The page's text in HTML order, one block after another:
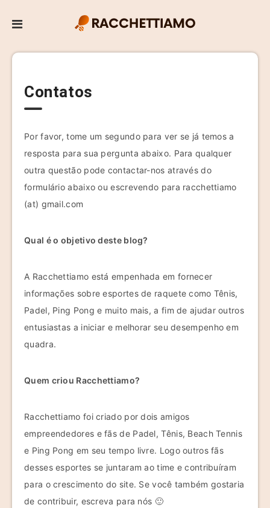
Contatos
Por favor, tome um segundo para ver se já temos a
resposta para sua pergunta abaixo. Para qualquer
outra questão pode contactar-nos através do
formulário abaixo ou escrevendo para racchettiamo
(at) gmail.com
Qual é o objetivo deste blog?
A Racchettiamo está empenhada em fornecer
informações sobre esportes de raquete como Tênis,
Padel, Ping Pong e muito mais, a fim de ajudar outros
entusiastas a iniciar e melhorar seu desempenho em
quadra.
Quem criou Racchettiamo?
Racchettiamo foi criado por dois amigos
empreendedores e fãs de Padel, Tênis, Beach Tennis
e Ping Pong em seu tempo livre. Logo outros fãs
desses esportes se juntaram ao time e contribuíram
para o crescimento do site. Se você também gostaria
de contribuir, escreva para nós 🙂